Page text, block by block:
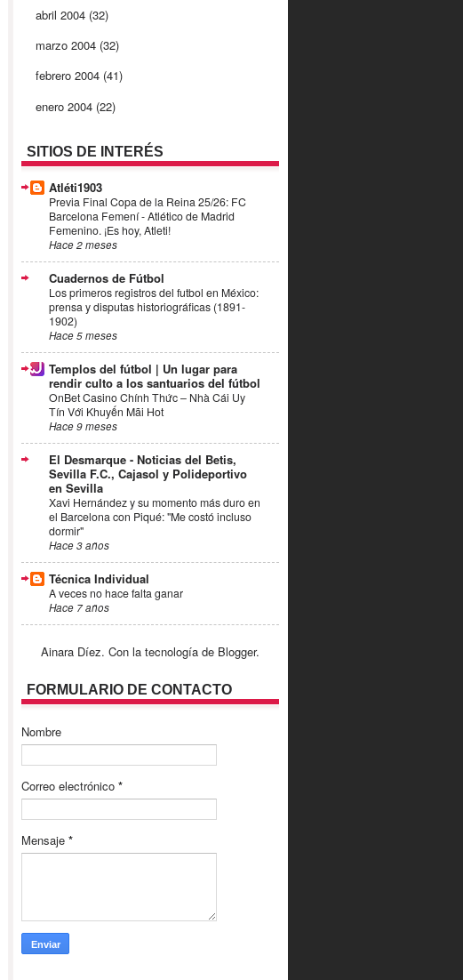
abril 2004 (32)
marzo 2004 (32)
febrero 2004 (41)
enero 2004 (22)
SITIOS DE INTERÉS
Atléti1903
Previa Final Copa de la Reina 25/26: FC
Barcelona Femení - Atlético de Madrid
Femenino. ¡Es hoy, Atleti!
Hace 2 meses
Cuadernos de Fútbol
Los primeros registros del futbol en México:
prensa y disputas historiográficas (1891-
1902)
Hace 5 meses
Templos del fútbol | Un lugar para
rendir culto a los santuarios del fútbol
OnBet Casino Chính Thức – Nhà Cái Uy
Tín Với Khuyến Mãi Hot
Hace 9 meses
El Desmarque - Noticias del Betis,
Sevilla F.C., Cajasol y Polideportivo
en Sevilla
Xavi Hernández y su momento más duro en
el Barcelona con Piqué: "Me costó incluso
dormir"
Hace 3 años
Técnica Individual
A veces no hace falta ganar
Hace 7 años
Ainara Díez. Con la tecnología de Blogger.
FORMULARIO DE CONTACTO
Nombre
Correo electrónico *
Mensaje *